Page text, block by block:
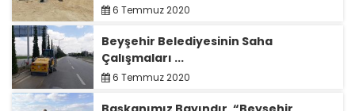
6 Temmuz 2020
Beyşehir Belediyesinin Saha
Çalışmaları ...
6 Temmuz 2020